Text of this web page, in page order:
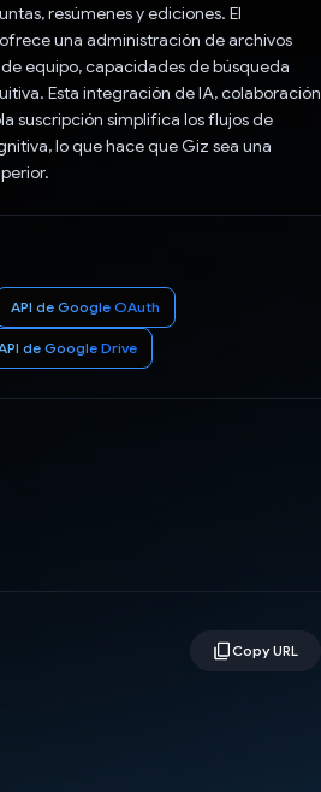
resúmenes y ediciones. El
una administración de archivos
equipo, capacidades de búsqueda
Esta integración de IA, colaboración
suscripción simplifica los flujos de
lo que hace que Giz sea una
API de Google OAuth
de Google Drive